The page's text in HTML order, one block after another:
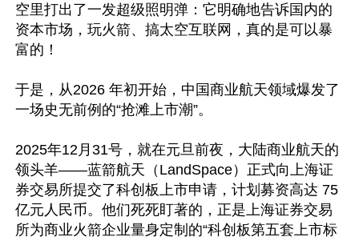
空里打出了一发超级照明弹：它明确地告诉国内的
资本市场，玩火箭、搞太空互联网，真的是可以暴
富的！
于是，从2026 年初开始，中国商业航天领域爆发了
一场史无前例的“抢滩上市潮”。
2025年12月31号，就在元旦前夜，大陆商业航天的
领头羊——蓝箭航天（LandSpace）正式向上海证
券交易所提交了科创板上市申请，计划募资高达 75
亿元人民币。他们死死盯著的，正是上海证券交易
所为商业火箭企业量身定制的“科创板第五套上市标